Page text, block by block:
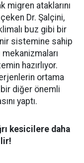
migren ataklarını
Dr. Şalçini,
buz gibi bir
sistemine sahip
hazırlıyor.
ortama
bir diğer önemli
yaptı.
kesicilere daha